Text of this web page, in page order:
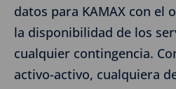
datos para KAMAX con el
la disponibilidad de los
cualquier contingencia.
activo-activo, cualquiera